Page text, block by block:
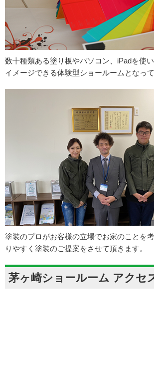
数十種類ある塗り板やパソコン、iPadを使
イメージできる体験型ショールームとなって
塗装のプロがお客様の立場でお家のことを
りやすく塗装のご提案をさせて頂きます。
茅ヶ崎ショールーム アクセ